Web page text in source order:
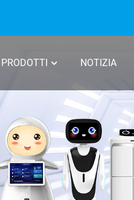
PRODOTTI NOTIZIA